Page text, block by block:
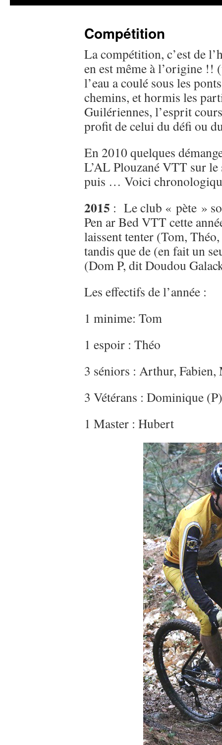
Compétition
La compétition, c’est de
en est même à l’origine
l’eau a coulé sous les
chemins, et hormis les
Guilériennes, l’esprit
profit de celui du défi ou
En 2010 quelques
L’AL Plouzané VTT sur
puis … Voici
2015 : Le club « pète »
Pen ar Bed VTT cette
laissent tenter (Tom,
tandis que de (en fait un
(Dom P, dit Doudou
Les effectifs de l’année :
1 minime: Tom
1 espoir : Théo
3 séniors : Arthur,
3 Vétérans : Dominique
1 Master : Hubert